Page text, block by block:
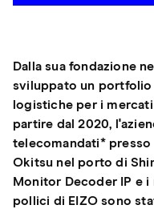
Dalla sua fondazione
sviluppato un
logistiche per i
partire dal 2020,
telecomandati*
Okitsu nel porto di
Monitor Decoder IP e
pollici di EIZO sono